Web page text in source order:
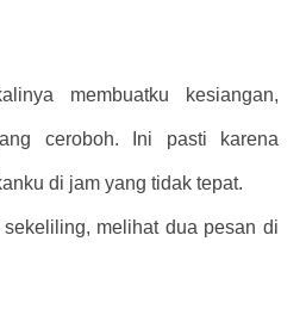
membuatku kesiangan,
ceroboh. Ini pasti karena
di jam yang tidak tepat.
melihat dua pesan di